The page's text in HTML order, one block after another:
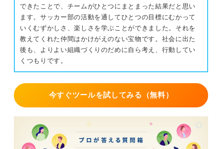
できたことで、チームがひとつにまとまった結果だと思い
ます。サッカー部の活動を通してひとつの目標にむかって
いくむずかしさ、楽しさを学ぶことができました。それを
教えてくれた仲間はかけがえのない宝物です。社会に出た
後も、よりよい組織づくりのだめに自ら考え、行動してい
くつもりです。
今すぐツールを試してみる（無料）